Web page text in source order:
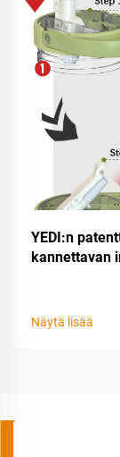
YEDI:n
kannettavan
Näytä lisää